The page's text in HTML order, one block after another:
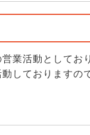
業活動としてお
しておりますの